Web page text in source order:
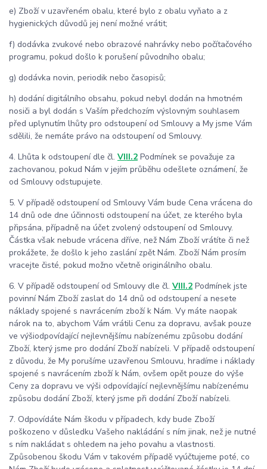
e) Zboží v uzavřeném obalu, které bylo z obalu vyňato a z
hygienických důvodů jej není možné vrátit;
f) dodávka zvukové nebo obrazové nahrávky nebo počítačového
programu, pokud došlo k porušení původního obalu;
g) dodávka novin, periodik nebo časopisů;
h) dodání digitálního obsahu, pokud nebyl dodán na hmotném
nosiči a byl dodán s Vaším předchozím výslovným souhlasem
před uplynutím lhůty pro odstoupení od Smlouvy a My jsme Vám
sdělili, že nemáte právo na odstoupení od Smlouvy.
4. Lhůta k odstoupení dle čl. VIII.2 Podmínek se považuje za
zachovanou, pokud Nám v jejím průběhu odešlete oznámení, že
od Smlouvy odstupujete.
5. V případě odstoupení od Smlouvy Vám bude Cena vrácena do
14 dnů ode dne účinnosti odstoupení na účet, ze kterého byla
připsána, případně na účet zvolený odstoupení od Smlouvy.
Částka však nebude vrácena dříve, než Nám Zboží vrátíte či než
prokážete, že došlo k jeho zaslání zpět Nám. Zboží Nám prosím
vracejte čisté, pokud možno včetně originálního obalu.
6. V případě odstoupení od Smlouvy dle čl. VIII.2 Podmínek jste
povinní Nám Zboží zaslat do 14 dnů od odstoupení a nesete
náklady spojené s navrácením zboží k Nám. Vy máte naopak
nárok na to, abychom Vám vrátili Cenu za dopravu, avšak pouze
ve výšiodpovídající nejlevnějšímu nabízenému způsobu dodání
Zboží, který jsme pro dodání Zboží nabízeli. V případě odstoupení
z důvodu, že My porušíme uzavřenou Smlouvu, hradíme i náklady
spojené s navrácením zboží k Nám, ovšem opět pouze do výše
Ceny za dopravu ve výši odpovídající nejlevnějšímu nabízenému
způsobu dodání Zboží, který jsme při dodání Zboží nabízeli.
7. Odpovídáte Nám škodu v případech, kdy bude Zboží
poškozeno v důsledku Vašeho nakládání s ním jinak, než je nutné
s ním nakládat s ohledem na jeho povahu a vlastnosti.
Způsobenou škodu Vám v takovém případě vyúčtujeme poté, co